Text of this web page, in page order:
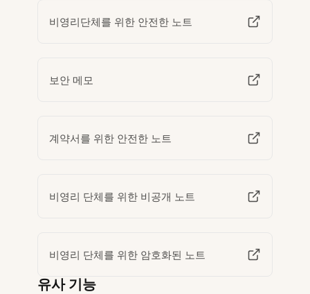
비영리단체를 위한 안전한 노트
보안 메모
계약서를 위한 안전한 노트
비영리 단체를 위한 비공개 노트
비영리 단체를 위한 암호화된 노트
유사 기능